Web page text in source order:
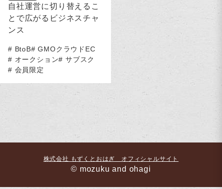
自社運営に切り替えるこ
とで広がるビジネスチャ
ンス
BtoB
GMOクラウドEC
オークション
サブスク
会員限定
株式会社 もずくとおはぎ オフィシャルサイト
© mozuku and ohagi